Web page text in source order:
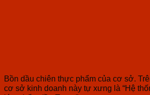
Bồn dầu chiên thực phẩm của cơ sở.
cơ sở kinh doanh này tự xưng là “Hệ